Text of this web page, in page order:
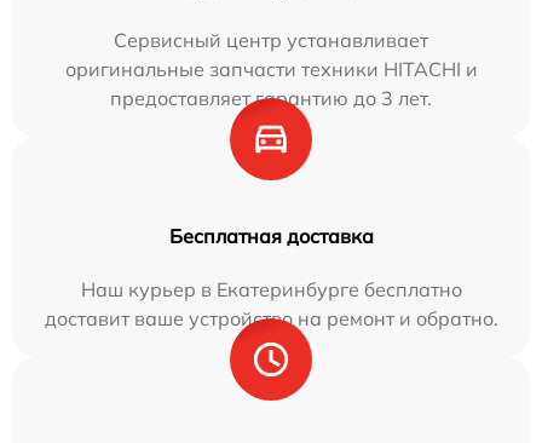
Сервисный центр устанавливает
оригинальные запчасти техники HITACHI и
предоставляет гарантию до 3 лет.
Бесплатная доставка
Наш курьер в Екатеринбурге бесплатно
доставит ваше устройство на ремонт и обратно.